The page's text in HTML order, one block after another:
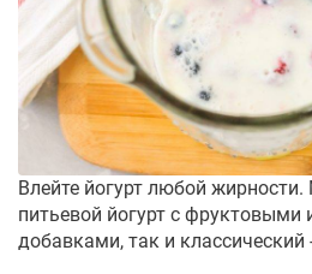
Влейте йогурт любой
питьевой йогурт с фруктовыми
добавками, так и классический